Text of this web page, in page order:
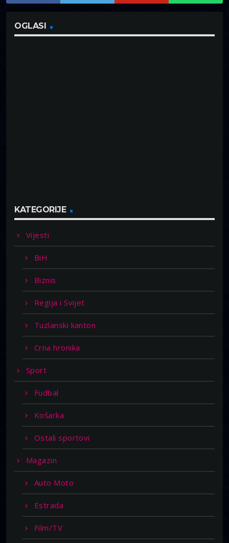
OGLASI
KATEGORIJE
Vijesti
BiH
Biznis
Regija i Svijet
Tuzlanski kanton
Crna hronika
Sport
Fudbal
Košarka
Ostali sportovi
Magazin
Auto Moto
Estrada
Film/TV